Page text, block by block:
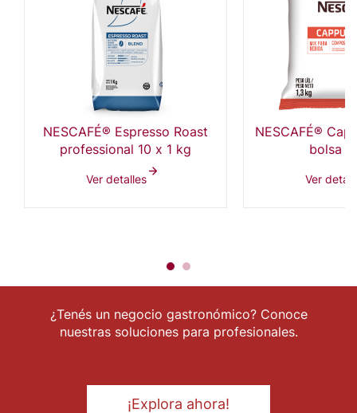
NESCAFÉ® Espresso Roast
professional 10 x 1 kg
Ver detalles
NESCAFÉ®
bolsa
Ver
¿Tenés un negocio gastronómico? Conoce
nuestras soluciones para profesionales.
¡Explora ahora!